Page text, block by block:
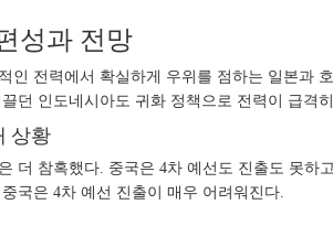
성과 전망
인 전력에서 확실하게 우위를 점하는 일본과
끌던 인도네시아도 귀화 정책으로 전력이 급격
상황
더 참혹했다. 중국은 4차 예선도 진출도 못하
국은 4차 예선 진출이 매우 어려워진다.